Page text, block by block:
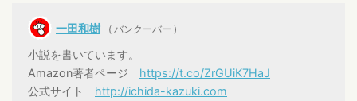
一田和樹 ( バンクーバー )
小説を書いています。
Amazon著者ページ https://t.co/ZrGUiK7HaJ
公式サイト http://ichida-kazuki.com